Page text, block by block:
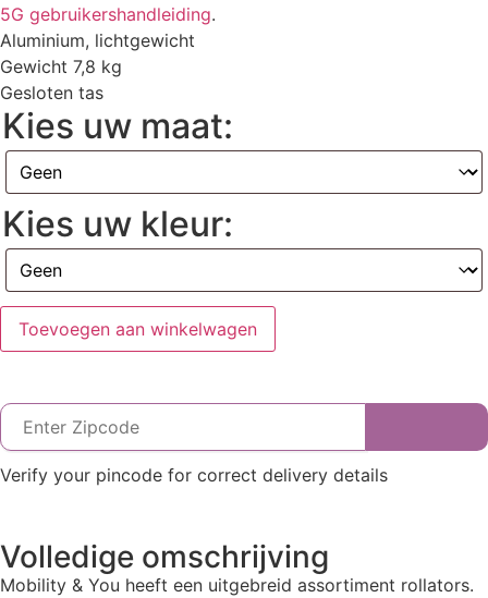
5G gebruikershandleiding.
Aluminium, lichtgewicht
Gewicht 7,8 kg
Gesloten tas
Kies uw maat:
Kies uw kleur:
Toevoegen aan winkelwagen
Verify your pincode for correct delivery details
Volledige omschrijving
Mobility & You heeft een uitgebreid assortiment rollators.